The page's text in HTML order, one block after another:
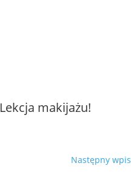
Lekcja makijażu!
Następny wpis